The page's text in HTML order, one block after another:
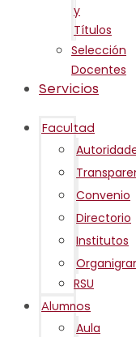
y
Títulos
Selección
Docentes
Servicios
Facultad
Convenio
Directorio
Institutos
RSU
Alumnos
Aula